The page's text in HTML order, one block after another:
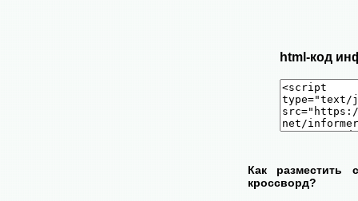
html-код
Как разместить
кроссворд?